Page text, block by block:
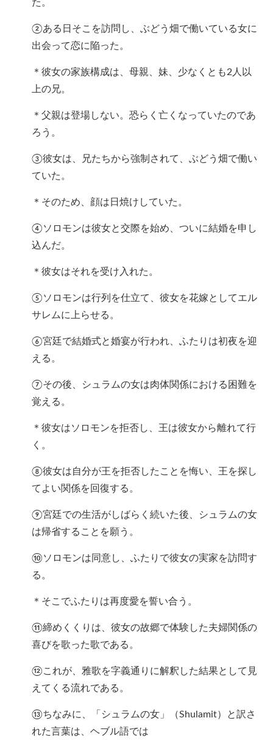
た。
②ある日そこを訪問し、ぶどう畑で働いている女に
出会って恋に陥った。
＊彼女の家族構成は、母親、妹、少なくとも2人以
上の兄。
＊父親は登場しない。恐らく亡くなっていたのであ
ろう。
③彼女は、兄たちから強制されて、ぶどう畑で働い
ていた。
＊そのため、顔は日焼けしていた。
④ソロモンは彼女と交際を始め、ついに結婚を申し
込んだ。
＊彼女はそれを受け入れた。
⑤ソロモンは行列を仕立て、彼女を花嫁としてエル
サレムに上らせる。
⑥宮廷で結婚式と婚宴が行われ、ふたりは初夜を迎
える。
⑦その後、シュラムの女は肉体関係における困難を
覚える。
＊彼女はソロモンを拒否し、王は彼女から離れて行
く。
⑧彼女は自分が王を拒否したことを悔い、王を探し
てよい関係を回復する。
⑨宮廷での生活がしばらく続いた後、シュラムの女
は帰省することを願う。
⑩ソロモンは同意し、ふたりで彼女の実家を訪問す
る。
＊そこでふたりは再度愛を誓い合う。
⑪締めくくりは、彼女の故郷で体験した夫婦関係の
喜びを歌った歌である。
⑫これが、雅歌を字義通りに解釈した結果として見
えてくる流れである。
⑬ちなみに、「シュラムの女」（Shulamit）と訳さ
れた言葉は、ヘブル語では